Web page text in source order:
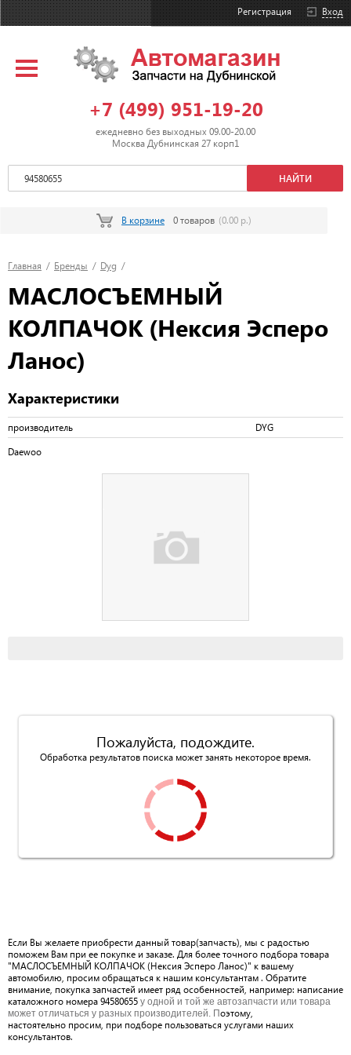
Вход
Регистрация
+7 (499) 951-19-20
ежедневно без выходных 09.00-20.00
Москва Дубнинская 27 корп1
В корзине 0 товаров (0.00 р.)
Главная / Бренды / Dyg /
МАСЛОСЪЕМНЫЙ
КОЛПАЧОК (Нексия Эсперо
Ланос)
Характеристики
производитель DYG
Daewoo
Пожалуйста, подождите.
Обработка результатов поиска может занять некоторое время.
Если Вы желаете приобрести данный товар(запчасть), мы с радостью
поможем Вам при ее покупке и заказе. Для более точного подбора товара
"МАСЛОСЪЕМНЫЙ КОЛПАЧОК (Нексия Эсперо Ланос)" к вашему
автомобилю, просим обращаться к нашим консультантам . Обратите
внимание, покупка запчастей имеет ряд особенностей, например: написание
каталожного номера 94580655 у одной и той же автозапчасти или товара
может отличаться у разных производителей. Поэтому,
настоятельно просим, при подборе пользоваться услугами наших
консультантов.